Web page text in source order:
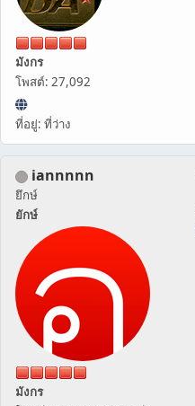
มังกร
โพสต์: 27,092
ที่อยู่: ที่ว่าง
iannnnn
ยึกษ์
ยักษ์
มังกร